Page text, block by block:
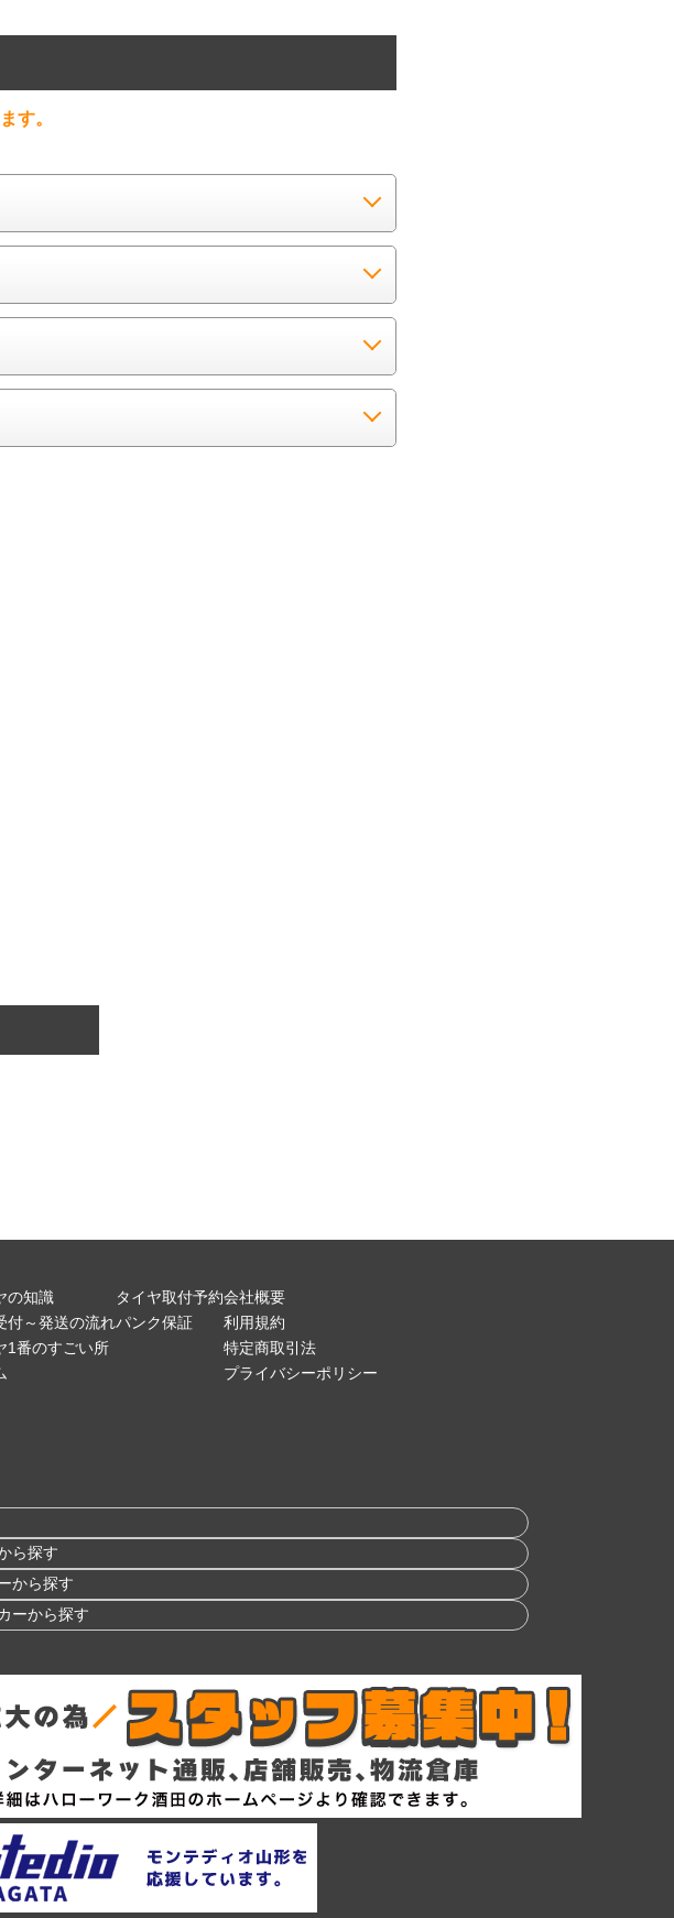
す。
の知識
付～発送の流れ
1番のすごい所
タイヤ取付予約
パンク保証
会社概要
利用規約
特定商取引法
プライバシーポリシー
ら探す
から探す
ーから探す